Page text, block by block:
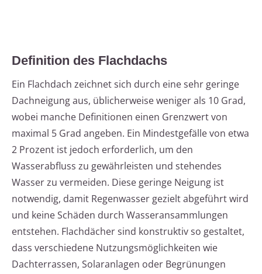
Definition des Flachdachs
Ein Flachdach zeichnet sich durch eine sehr geringe
Dachneigung aus, üblicherweise weniger als 10 Grad,
wobei manche Definitionen einen Grenzwert von
maximal 5 Grad angeben. Ein Mindestgefälle von etwa
2 Prozent ist jedoch erforderlich, um den
Wasserabfluss zu gewährleisten und stehendes
Wasser zu vermeiden. Diese geringe Neigung ist
notwendig, damit Regenwasser gezielt abgeführt wird
und keine Schäden durch Wasseransammlungen
entstehen. Flachdächer sind konstruktiv so gestaltet,
dass verschiedene Nutzungsmöglichkeiten wie
Dachterrassen, Solaranlagen oder Begrünungen